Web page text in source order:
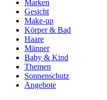
Marken
Gesicht
Make-up
Körper & Bad
Haare
Männer
Baby & Kind
Themen
Sonnenschutz
Angebote